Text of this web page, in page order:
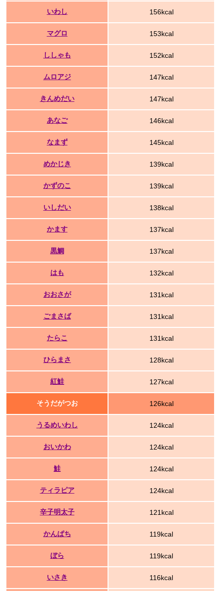
いわし 156kcal
マグロ 153kcal
ししゃも 152kcal
ムロアジ 147kcal
きんめだい 147kcal
あなご 146kcal
なまず 145kcal
めかじき 139kcal
かずのこ 139kcal
いしだい 138kcal
かます 137kcal
黒鯛 137kcal
はも 132kcal
おおさが 131kcal
ごまさば 131kcal
たらこ 131kcal
ひらまさ 128kcal
紅鮭 127kcal
そうだがつお 126kcal
うるめいわし 124kcal
おいかわ 124kcal
鮭 124kcal
ティラピア 124kcal
辛子明太子 121kcal
かんぱち 119kcal
ぼら 119kcal
いさき 116kcal